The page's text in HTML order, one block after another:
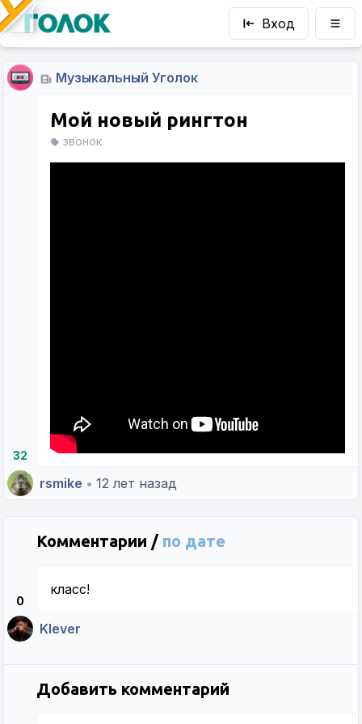
Вход
Музыкальный Уголок
32
Мой новый рингтон
звонок
rsmike • 12 лет назад
Комментарии / по дате
0
класс!
Klever
Добавить комментарий